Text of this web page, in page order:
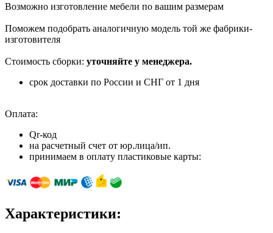
Возможно изготовление мебели по вашим размерам
Поможем подобрать аналогичную модель той же фабрики-
изготовителя
Стоимость сборки: уточняйте у менеджера.
срок доставки по России и СНГ от 1 дня
Оплата:
Qr-код
на расчетный счет от юр.лица/ип.
принимаем в оплату пластиковые карты:
Характеристики: